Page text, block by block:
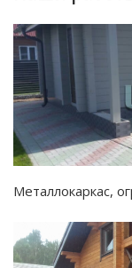
Металлокаркас,